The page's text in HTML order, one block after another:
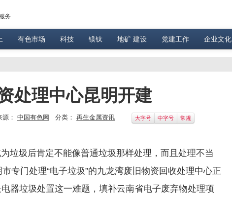
务
有色市场 科技 镁钛 地矿 建设 党建工作 企业文化
处理中心昆明开建
源： 中国有色网 分类： 再生金属资讯 大字号 中字号 常规
圾后肯定不能像普通垃圾那样处理，而且处理不当
专门处理“电子垃圾”的九龙湾废旧物资回收处理中心正
器垃圾处置这一难题，填补云南省电子废弃物处理项